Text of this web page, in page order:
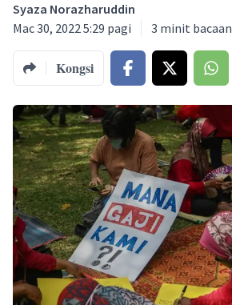
Syaza Norazharuddin
Mac 30, 2022 5:29 pagi
3 minit bacaan
Kongsi